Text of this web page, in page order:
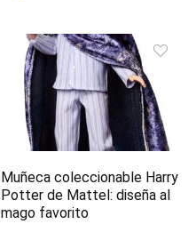
Muñeca coleccionable Harry
Potter de Mattel: diseña al
mago favorito